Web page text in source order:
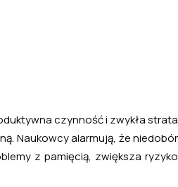
czynność i zwykła strata
Naukowcy alarmują, że niedobór
z pamięcią, zwiększa ryzyko